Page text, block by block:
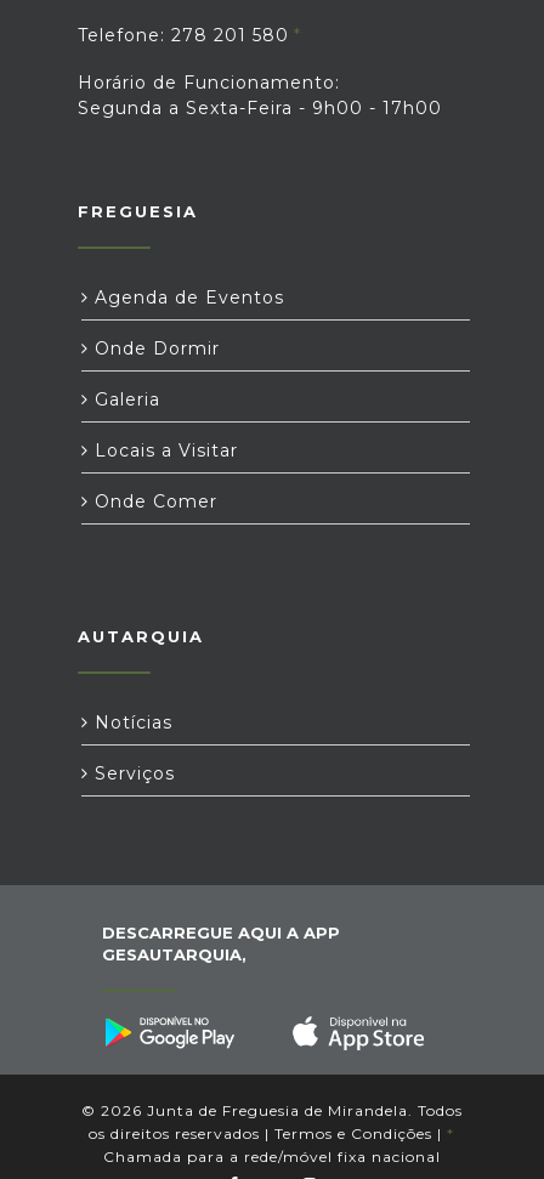
Telefone: 278 201 580
Horário de Funcionamento:
Segunda a Sexta-Feira - 9h00 - 17h00
FREGUESIA
Agenda de Eventos
Onde Dormir
Galeria
Locais a Visitar
Onde Comer
AUTARQUIA
Notícias
Serviços
DESCARREGUE AQUI A APP
GESAUTARQUIA,
© 2026 Junta de Freguesia de Mirandela. Todos
os direitos reservados | Termos e Condições | *
Chamada para a rede/móvel fixa nacional